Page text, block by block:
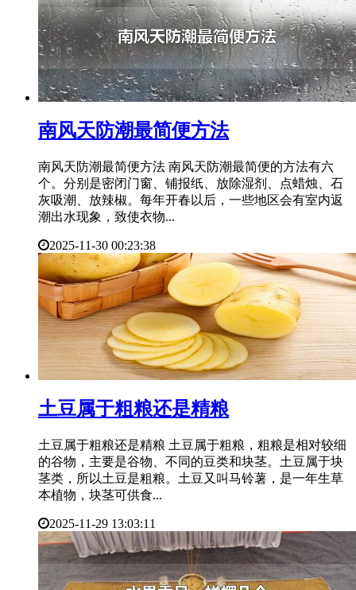
​南风天防潮最简便方法
南风天防潮最简便方法 南风天防潮最简便的方法有六
个。分别是密闭门窗、铺报纸、放除湿剂、点蜡烛、石
灰吸潮、放辣椒。每年开春以后，一些地区会有室内返
潮出水现象，致使衣物...
2025-11-30 00:23:38
​土豆属于粗粮还是精粮
土豆属于粗粮还是精粮 土豆属于粗粮，粗粮是相对较细
的谷物，主要是谷物、不同的豆类和块茎。土豆属于块
茎类，所以土豆是粗粮。土豆又叫马铃薯，是一年生草
本植物，块茎可供食...
2025-11-29 13:03:11